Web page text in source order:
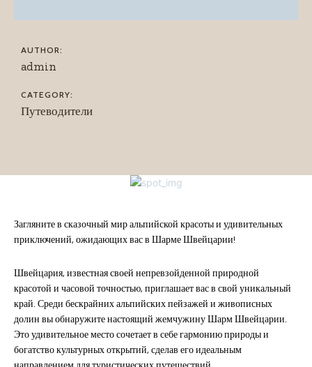
AUTHOR:
admin
CATEGORY:
Путеводители
Загляните в сказочный мир альпийской красоты и удивительных
приключений, ожидающих вас в Шарме Швейцарии!
Швейцария, известная своей непревзойденной природной
красотой и часовой точностью, приглашает вас в свой уникальный
край. Среди бескрайних альпийских пейзажей и живописных
долин вы обнаружите настоящий жемчужину Шарм Швейцарии.
Это удивительное место сочетает в себе гармонию природы и
богатство культурных открытий, сделав его идеальным